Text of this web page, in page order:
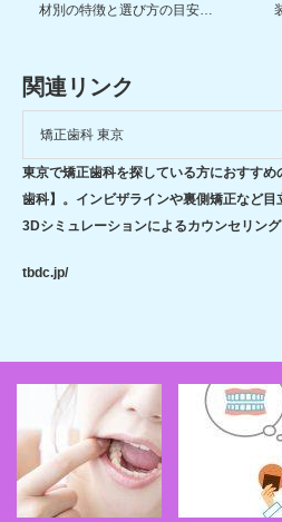
材別の特徴と選び方の目安…
関連リンク
矯正歯科 東京
東京で矯正歯科を探している方におすす
歯科】。インビザラインや裏側矯正など目
3Dシミュレーションによるカウンセリング
tbdc.jp/